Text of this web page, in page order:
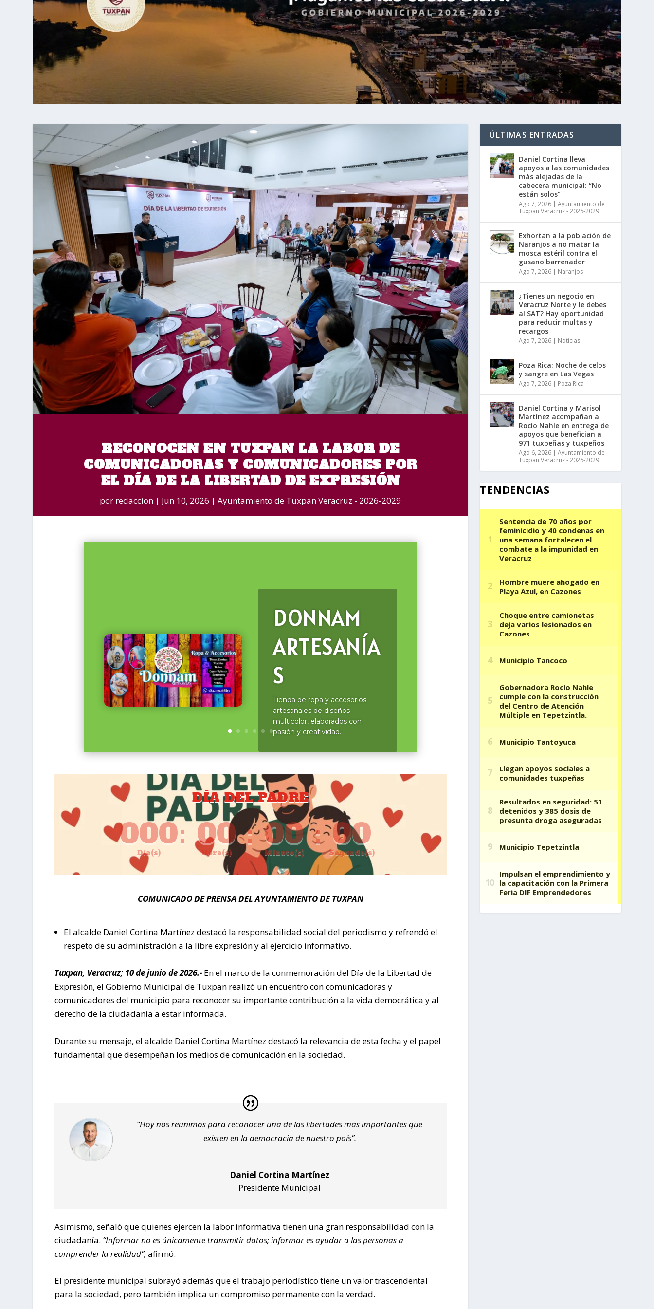
RECONOCEN EN TUXPAN LA LABOR DE
COMUNICADORAS Y COMUNICADORES POR
EL DÍA DE LA LIBERTAD DE EXPRESIÓN
por redaccion Jun 10, 2026 Ayuntamiento de Tuxpan Veracruz - 2026-2029
DONNAM
ARTESANÍA
S
Tienda de ropa y accesorios
artesanales de diseños
multicolor, elaborados con
pasión y creatividad.
DÍA DEL PADRE
000
Día(s)
: 00
Hora(s)
: 00
Minuto(s)
: 00
Segundo(s)
COMUNICADO DE PRENSA DEL AYUNTAMIENTO DE TUXPAN
El alcalde Daniel Cortina Martínez destacó la responsabilidad social del periodismo y refrendó el
respeto de su administración a la libre expresión y al ejercicio informativo.
Tuxpan, Veracruz; 10 de junio de 2026.-En el marco de la conmemoración del Día de la Libertad de
Expresión, el Gobierno Municipal de Tuxpan realizó un encuentro con comunicadoras y
comunicadores del municipio para reconocer su importante contribución a la vida democrática y al
derecho de la ciudadanía a estar informada.
Durante su mensaje, el alcalde Daniel Cortina Martínez destacó la relevancia de esta fecha y el papel
fundamental que desempeñan los medios de comunicación en la sociedad.
“Hoy nos reunimos para reconocer una de las libertades más importantes que
existen en la democracia de nuestro país”.
Daniel Cortina Martínez
Presidente Municipal
Asimismo, señaló que quienes ejercen la labor informativa tienen una gran responsabilidad con la
ciudadanía. “Informar no es únicamente transmitir datos; informar es ayudar a las personas a
comprender la realidad”, afirmó.
El presidente municipal subrayó además que el trabajo periodístico tiene un valor trascendental
para la sociedad, pero también implica un compromiso permanente con la verdad.
ÚLTIMAS ENTRADAS
Daniel Cortina lleva
apoyos a las comunidades
más alejadas de la
cabecera municipal: “No
están solos”
Ago 7, 2026 |Ayuntamiento de
Tuxpan Veracruz - 2026-2029
Exhortan a la población de
Naranjos a no matar la
mosca estéril contra el
gusano barrenador
Ago 7, 2026 | Naranjos
¿Tienes un negocio en
Veracruz Norte y le debes
al SAT? Hay oportunidad
para reducir multas y
recargos
Ago 7, 2026 | Noticias
Poza Rica: Noche de celos
y sangre en Las Vegas
Ago 7, 2026 | Poza Rica
Daniel Cortina y Marisol
Martínez acompañan a
Rocío Nahle en entrega de
apoyos que benefician a
971 tuxpeñas y tuxpeños
Ago 6, 2026 |Ayuntamiento de
Tuxpan Veracruz - 2026-2029
TENDENCIAS